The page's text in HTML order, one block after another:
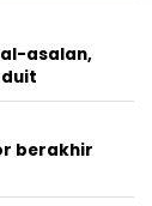
asalan,
berakhir